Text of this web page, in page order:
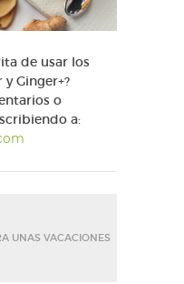
de usar los
y Ginger+?
o
a:
UNAS VACACIONES